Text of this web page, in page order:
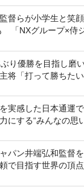
督らが小学生と笑
「NXグループ×侍
り優勝を目指し磨
将「打って勝ちたい
実感した日本通運
にする“みんなの思
パン井端弘和監督
で目指す世界の頂点